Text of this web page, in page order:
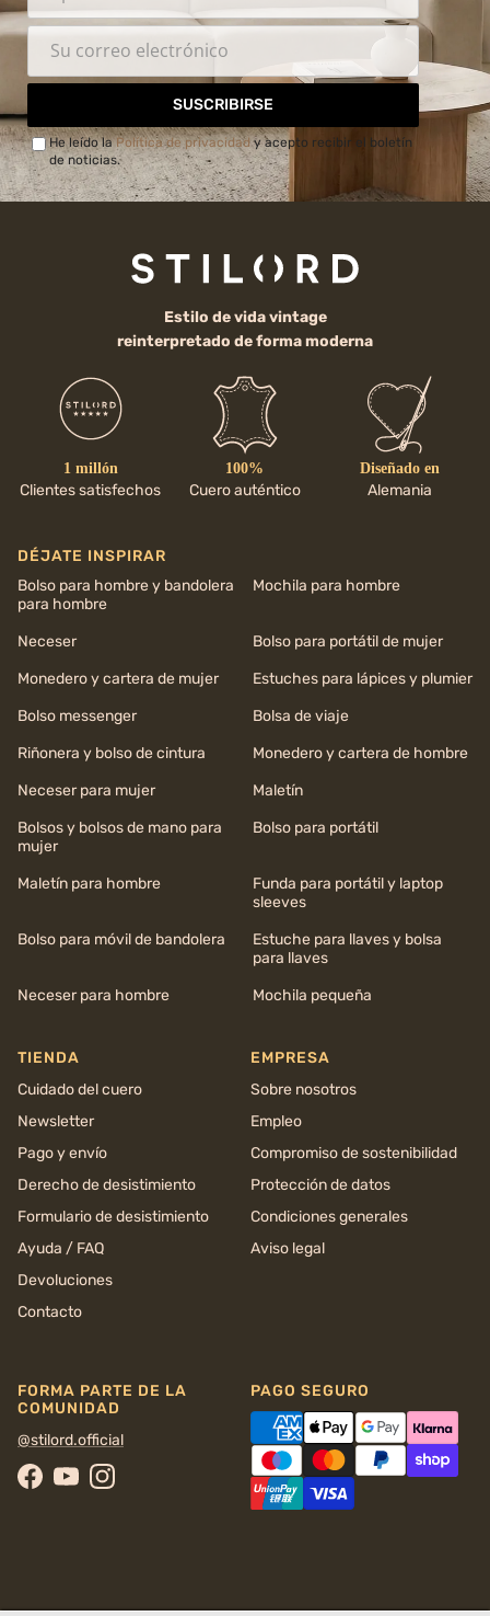
SUSCRIBIRSE
He leído laPolítica de privacidady acepto recibir el boletín
de noticias.
Estilo de vida vintage
reinterpretado de forma moderna
1 millón
Clientes satisfechos
100%
Cuero auténtico
Diseñado en
Alemania
DÉJATE INSPIRAR
Bolso para hombre y bandolera
para hombre
Mochila para hombre
Neceser
Bolso para portátil de mujer
Monedero y cartera de mujer
Estuches para lápices y plumier
Bolso messenger
Bolsa de viaje
Riñonera y bolso de cintura
Monedero y cartera de hombre
Neceser para mujer
Maletín
Bolsos y bolsos de mano para
mujer
Bolso para portátil
Maletín para hombre
Funda para portátil y laptop
sleeves
Bolso para móvil de bandolera
Estuche para llaves y bolsa
para llaves
Neceser para hombre
Mochila pequeña
TIENDA
Cuidado del cuero
Newsletter
Pago y envío
Derecho de desistimiento
Formulario de desistimiento
Ayuda / FAQ
Devoluciones
Contacto
EMPRESA
Sobre nosotros
Empleo
Compromiso de sostenibilidad
Protección de datos
Condiciones generales
Aviso legal
FORMA PARTE DE LA
COMUNIDAD
@stilord.official
Facebook
YouTubeInstagram
PAGO SEGURO